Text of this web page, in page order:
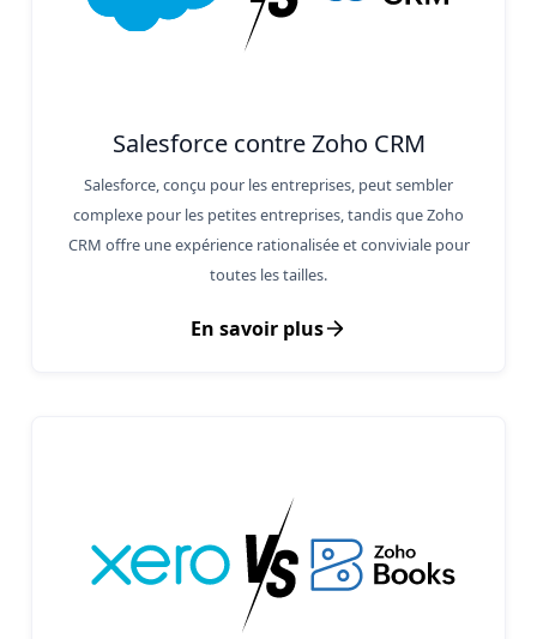
Salesforce contre Zoho CRM
Salesforce, conçu pour les entreprises, peut sembler
complexe pour les petites entreprises, tandis que Zoho
CRM offre une expérience rationalisée et conviviale pour
toutes les tailles.
En savoir plus